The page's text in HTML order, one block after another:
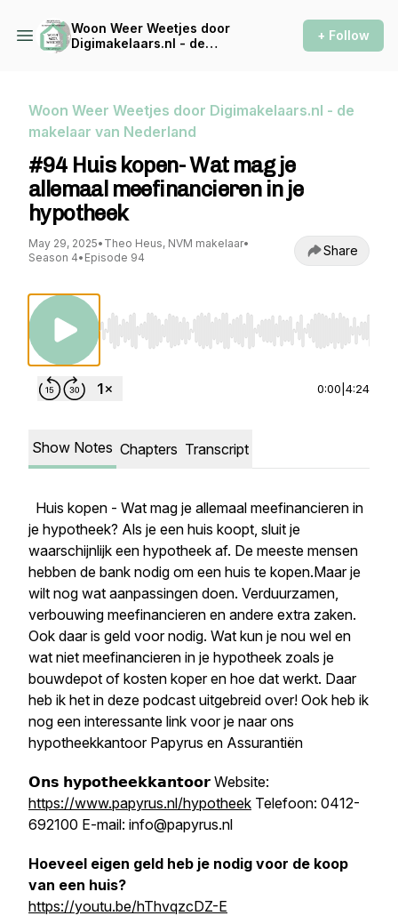
Woon Weer Weetjes door
Digimakelaars.nl - de
+ Follow
Woon Weer Weetjes door Digimakelaars.nl - de
makelaar van Nederland
#94 Huis kopen- Wat mag je
allemaal meefinancieren in je
hypotheek
May 29, 2025• Theo Heus, NVM makelaar•
Season 4• Episode 94 Share
Use Left/Right to seek, Home/End to jump to
0:00 4:24
Show Notes Chapters Transcript
Huis kopen - Wat mag je allemaal meefinancieren in
je hypotheek? Als je een huis koopt, sluit je
waarschijnlijk een hypotheek af. De meeste mensen
hebben de bank nodig om een huis te kopen.Maar je
wilt nog wat aanpassingen doen. Verduurzamen,
verbouwing meefinancieren en andere extra zaken.
Ook daar is geld voor nodig. Wat kun je nou wel en
wat niet meefinancieren in je hypotheek zoals je
bouwdepot of kosten koper en hoe dat werkt. Daar
heb ik het in deze podcast uitgebreid over! Ook heb ik
nog een interessante link voor je naar ons
hypotheekkantoor Papyrus en Assurantiën
𝗢𝗻𝘀 𝗵𝘆𝗽𝗼𝘁𝗵𝗲𝗲𝗸𝗸𝗮𝗻𝘁𝗼𝗼𝗿 Website:
https://www.papyrus.nl/hypotheek Telefoon: 0412-
692100 E-mail: info@papyrus.nl
Hoeveel eigen geld heb je nodig voor de koop
van een huis?
https://youtu.be/hThvqzcDZ-E